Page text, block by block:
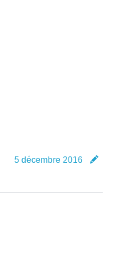
5 décembre 2016